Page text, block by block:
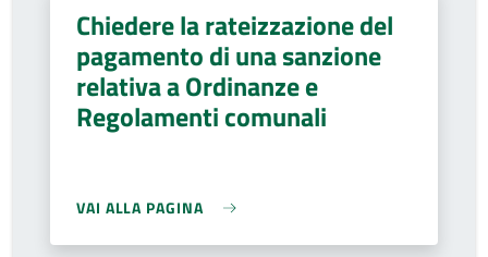
Chiedere la rateizzazione del
pagamento di una sanzione
relativa a Ordinanze e
Regolamenti comunali
VAI ALLA PAGINA